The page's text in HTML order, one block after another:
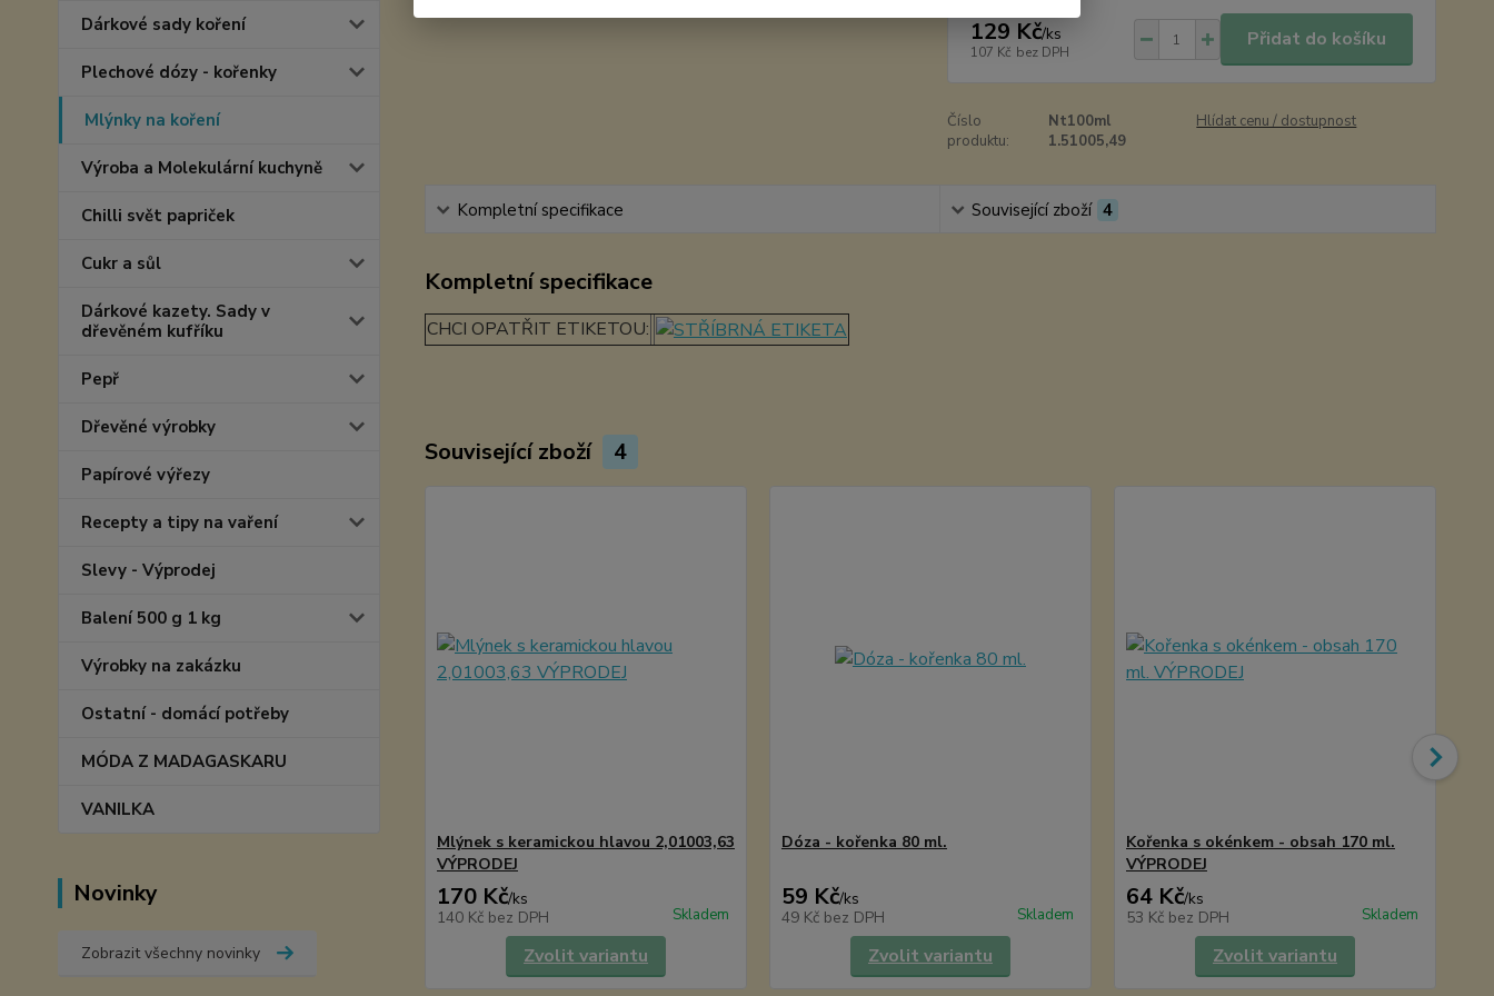
Dárkové sady koření
Plechové dózy - kořenky
Mlýnky na koření
Výroba a Molekulární kuchyně
Chilli svět papriček
Cukr a sůl
Dárkové kazety. Sady v
dřevěném kufříku
Pepř
Dřevěné výrobky
Papírové výřezy
Recepty a tipy na vaření
Slevy - Výprodej
Balení 500 g 1 kg
Výrobky na zakázku
Ostatní - domácí potřeby
MÓDA Z MADAGASKARU
VANILKA
Novinky
Zobrazit všechny novinky
129 Kč/ks
107 Kč bez DPH
Přidat do košíku
Číslo
produktu:
Nt100ml
1.51005,49
Hlídat cenu / dostupnost
Kompletní specifikace Související zboží 4
Kompletní specifikace
CHCI OPATŘIT ETIKETOU:
Související zboží 4
Mlýnek s keramickou hlavou 2,01003,63
VÝPRODEJ
170 Kč/ks
140 Kč bez DPH Skladem
Zvolit variantu
Dóza - kořenka 80 ml.
59 Kč/ks
49 Kč bez DPH Skladem
Zvolit variantu
Kořenka s okénkem - obsah 170 ml.
VÝPRODEJ
64 Kč/ks
53 Kč bez DPH Skladem
Zvolit variantu